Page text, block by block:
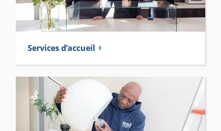
Services d’accueil